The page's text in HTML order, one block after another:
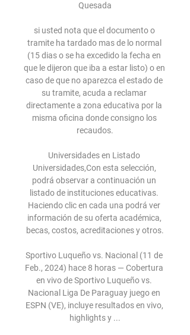
Quesada
si usted nota que el documento o
tramite ha tardado mas de lo normal
(15 dias o se ha excedido la fecha en
que le dijeron que iba a estar listo) o en
caso de que no aparezca el estado de
su tramite, acuda a reclamar
directamente a zona educativa por la
misma oficina donde consigno los
recaudos.
Universidades en Listado
Universidades,Con esta selección,
podrá observar a continuación un
listado de instituciones educativas.
Haciendo clic en cada una podrá ver
información de su oferta académica,
becas, costos, acreditaciones y otros.
Sportivo Luqueño vs. Nacional (11 de
Feb., 2024) hace 8 horas — Cobertura
en vivo de Sportivo Luqueño vs.
Nacional Liga De Paraguay juego en
ESPN (VE), incluye resultados en vivo,
highlights y ...